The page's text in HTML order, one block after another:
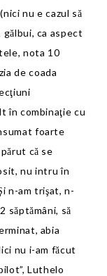
nu e cazul să
ca aspect
nota 10
de coada
în combinaţie cu
foarte
că se
nu intru în
n-am trişat, n-
săptămâni, să
abia
nu i-am făcut
Luthelo